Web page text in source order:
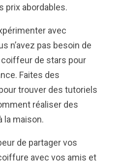
prix abordables.
avec
n’avez pas besoin de
de stars pour
Faites des
trouver des tutoriels
réaliser des
la maison.
de partager vos
avec vos amis et